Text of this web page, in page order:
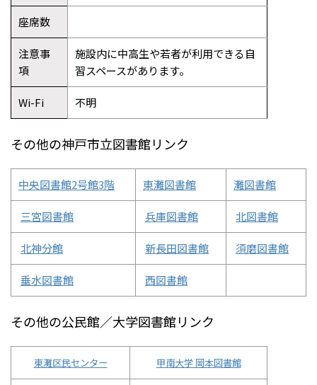
座席数
注意事
項
施設内に中高生や若者が利用できる自
習スペースがあります。
Wi-Fi 不明
その他の神戸市立図書館リンク
中央図書館2号館3階 東灘図書館 灘図書館
三宮図書館 兵庫図書館 北図書館
北神分館 新長田図書館 須磨図書館
垂水図書館 西図書館
その他の公民館／大学図書館リンク
東灘区民センター 甲南大学 岡本図書館